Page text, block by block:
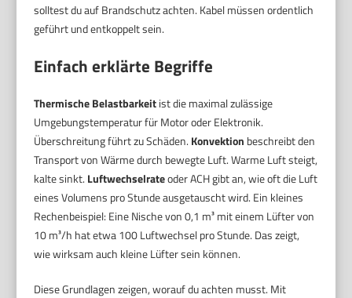
solltest du auf Brandschutz achten. Kabel müssen ordentlich
geführt und entkoppelt sein.
Einfach erklärte Begriffe
Thermische Belastbarkeitist die maximal zulässige
Umgebungstemperatur für Motor oder Elektronik.
Überschreitung führt zu Schäden. Konvektion beschreibt den
Transport von Wärme durch bewegte Luft. Warme Luft steigt,
kalte sinkt. Luftwechselrateoder ACH gibt an, wie oft die Luft
eines Volumens pro Stunde ausgetauscht wird. Ein kleines
Rechenbeispiel: Eine Nische von 0,1 m³ mit einem Lüfter von
10 m³/h hat etwa 100 Luftwechsel pro Stunde. Das zeigt,
wie wirksam auch kleine Lüfter sein können.
Diese Grundlagen zeigen, worauf du achten musst. Mit